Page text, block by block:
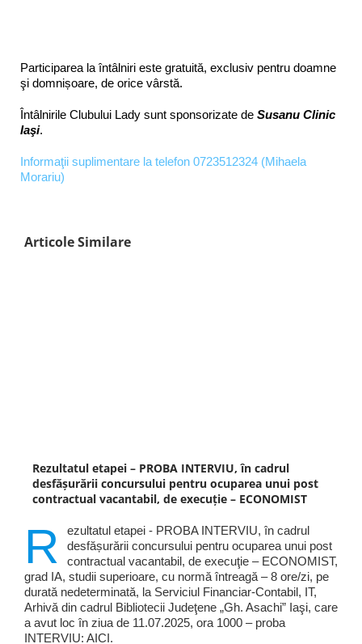
Participarea la întâlniri este gratuită, exclusiv pentru doamne
şi domnișoare, de orice vârstă.
Întâlnirile Clubului Lady sunt sponsorizate de Susanu Clinic
Iaşi.
Informaţii suplimentare la telefon 0723512324 (Mihaela
Morariu)
Articole Similare
Rezultatul etapei – PROBA INTERVIU, în cadrul
desfășurării concursului pentru ocuparea unui post
contractual vacantabil, de execuţie – ECONOMIST
R
ezultatul etapei - PROBA INTERVIU, în cadrul
desfășurării concursului pentru ocuparea unui post
contractual vacantabil, de execuţie – ECONOMIST,
grad IA, studii superioare, cu normă întreagă – 8 ore/zi, pe
durată nedeterminată, la Serviciul Financiar-Contabil, IT,
Arhivă din cadrul Bibliotecii Judeţene „Gh. Asachi” Iaşi, care
a avut loc în ziua de 11.07.2025, ora 1000 – proba
INTERVIU: AICI.